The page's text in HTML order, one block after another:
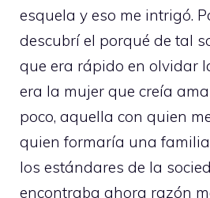
esquela y eso me intrigó.
descubrí el porqué de tal
que era rápido en olvidar
era la mujer que creía
poco, aquella con quien
quien formaría una
los estándares de la
encontraba ahora razón